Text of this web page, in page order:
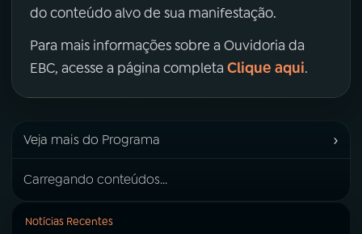
do conteúdo alvo de sua manifestação.
Para mais informações sobre a Ouvidoria da
EBC, acesse a página completa Clique aqui.
Veja mais do Programa ›
Carregando conteúdos...
Notícias Recentes